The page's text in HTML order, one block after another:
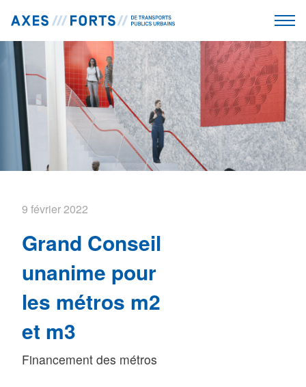
9 février 2022
Grand Conseil
unanime pour
les métros m2
et m3
Financement des métros